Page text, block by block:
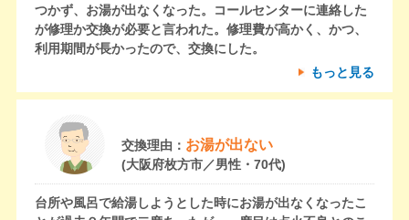
つかず、お湯が出なくなった。コールセンターに連絡した
が修理か交換が必要と言われた。修理費が高かく、かつ、
利用期間が長かったので、交換にした。
もっと見る
交換理由： お湯が出ない
(大阪府枚方市／男性・70代)
台所や風呂で給湯しようとした時にお湯が出なくなったこ